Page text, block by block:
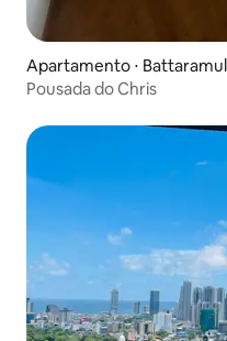
Apartamento ⋅
Pousada do Chris